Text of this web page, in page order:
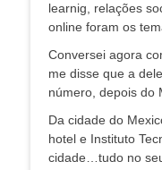
learnig, relações
online foram os
Conversei agora
me disse que a
número, depois do
Da cidade do
hotel e Instituto
cidade…tudo no